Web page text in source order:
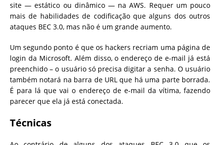
site — estático ou dinâmico — na AWS. Requer um pouco
mais de habilidades de codificação que alguns dos outros
ataques BEC 3.0, mas não é um grande aumento.
Um segundo ponto é que os hackers recriam uma página de
login da Microsoft. Além disso, o endereço de e-mail já está
preenchido – o usuário só precisa digitar a senha. O usuário
também notará na barra de URL que há uma parte borrada.
É para lá que vai o endereço de e-mail da vítima, fazendo
parecer que ela já está conectada.
Técnicas